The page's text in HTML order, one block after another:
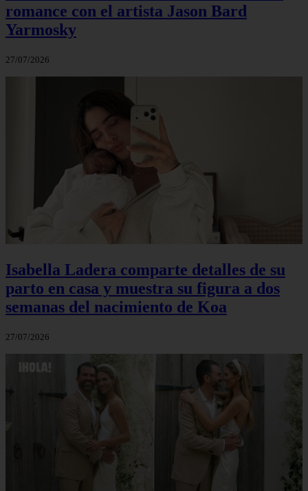
romance con el artista Jason Bard
Yarmosky
27/07/2026
Isabella Ladera comparte detalles de su
parto en casa y muestra su figura a dos
semanas del nacimiento de Koa
27/07/2026